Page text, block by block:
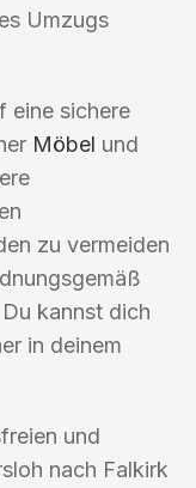
Umzugs
eine sichere
Möbel und
zu vermeiden
kannst dich
in deinem
und
nach Falkirk